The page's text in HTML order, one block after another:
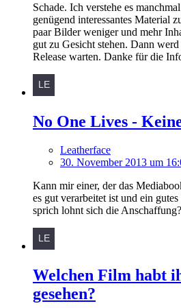
Schade. Ich verstehe es
genügend interessantes Material
paar Bilder weniger und mehr
gut zu Gesicht stehen. Dann
Release warten. Danke für die
No One Lives -
Leatherface
30. November 2013 um
Kann mir einer, der das
es gut verarbeitet ist und ein
sprich lohnt sich die
Welchen Film habt
gesehen?